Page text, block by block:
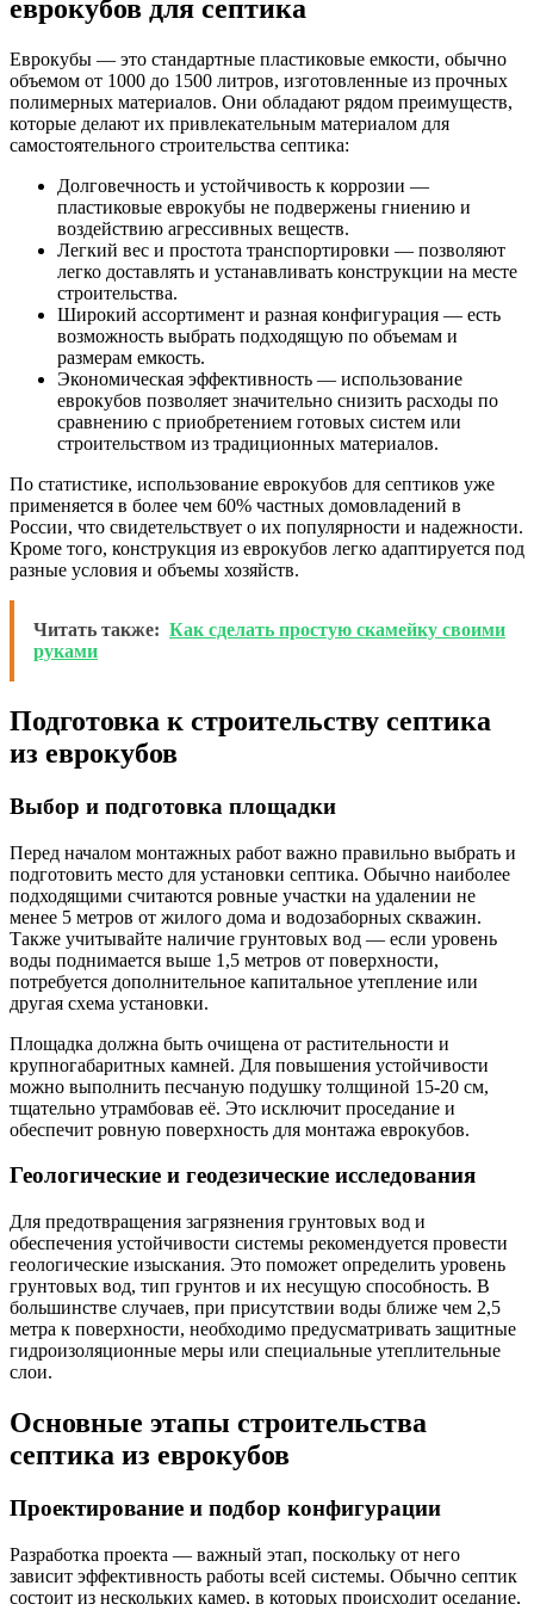
еврокубов для септика
Еврокубы — это стандартные пластиковые емкости, обычно
объемом от 1000 до 1500 литров, изготовленные из прочных
полимерных материалов. Они обладают рядом преимуществ,
которые делают их привлекательным материалом для
самостоятельного строительства септика:
Долговечность и устойчивость к коррозии —
пластиковые еврокубы не подвержены гниению и
воздействию агрессивных веществ.
Легкий вес и простота транспортировки — позволяют
легко доставлять и устанавливать конструкции на месте
строительства.
Широкий ассортимент и разная конфигурация — есть
возможность выбрать подходящую по объемам и
размерам емкость.
Экономическая эффективность — использование
еврокубов позволяет значительно снизить расходы по
сравнению с приобретением готовых систем или
строительством из традиционных материалов.
По статистике, использование еврокубов для септиков уже
применяется в более чем 60% частных домовладений в
России, что свидетельствует о их популярности и надежности.
Кроме того, конструкция из еврокубов легко адаптируется под
разные условия и объемы хозяйств.
Читать также: Как сделать простую скамейку своими
руками
Подготовка к строительству септика
из еврокубов
Выбор и подготовка площадки
Перед началом монтажных работ важно правильно выбрать и
подготовить место для установки септика. Обычно наиболее
подходящими считаются ровные участки на удалении не
менее 5 метров от жилого дома и водозаборных скважин.
Также учитывайте наличие грунтовых вод — если уровень
воды поднимается выше 1,5 метров от поверхности,
потребуется дополнительное капитальное утепление или
другая схема установки.
Площадка должна быть очищена от растительности и
крупногабаритных камней. Для повышения устойчивости
можно выполнить песчаную подушку толщиной 15-20 см,
тщательно утрамбовав её. Это исключит проседание и
обеспечит ровную поверхность для монтажа еврокубов.
Геологические и геодезические исследования
Для предотвращения загрязнения грунтовых вод и
обеспечения устойчивости системы рекомендуется провести
геологические изыскания. Это поможет определить уровень
грунтовых вод, тип грунтов и их несущую способность. В
большинстве случаев, при присутствии воды ближе чем 2,5
метра к поверхности, необходимо предусматривать защитные
гидроизоляционные меры или специальные утеплительные
слои.
Основные этапы строительства
септика из еврокубов
Проектирование и подбор конфигурации
Разработка проекта — важный этап, поскольку от него
зависит эффективность работы всей системы. Обычно септик
состоит из нескольких камер, в которых происходит оседание,